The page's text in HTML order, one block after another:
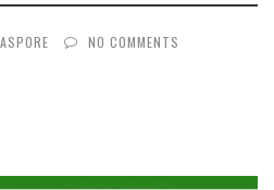
NO COMMENTS